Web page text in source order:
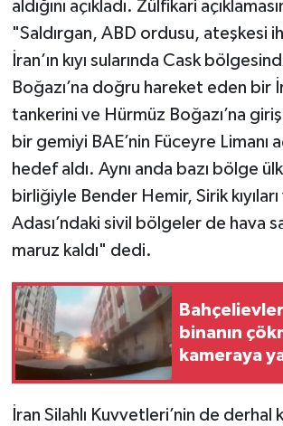
aldığını açıkladı. Zülfikari
"Saldırgan, ABD ordusu, ateşkesi
İran’ın kıyı sularında Cask
Boğazı’na doğru hareket eden bir
tankerini ve Hürmüz Boğazı’na
bir gemiyi BAE’nin Füceyre Limanı
hedef aldı. Aynı anda bazı bölge
birliğiyle Bender Hemir, Sirik
Adası’ndaki sivil bölgeler de hava
maruz kaldı" dedi.
binanın
kameraya
İran Silahlı Kuvvetleri’nin de derhal